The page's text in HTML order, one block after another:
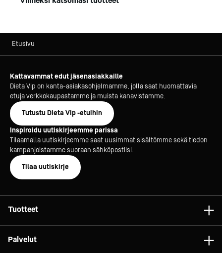
Etusivu
Kattavammat edut jäsenasiakkaille
Dieta Vip on kanta-asiakasohjelmamme, jolla saat huomattavia
etuja verkkokaupastamme ja muista kanavistamme.
Tutustu Dieta Vip -etuihin
Inspiroidu uutiskirjeemme parissa
Tilaamalla uutiskirjeemme saat uusimmat sisältömme sekä tiedon
kampanjoistamme suoraan sähköpostiisi.
Tilaa uutiskirje
Tuotteet
Palvelut